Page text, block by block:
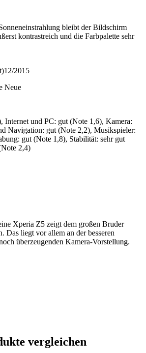
bleibt der Bildschirm
kontrastreich und die Farbpalette sehr
12/2015
Neue
Internet und PC: gut (Note 1,6), Kamera:
Navigation: gut (Note 2,2), Musikspieler:
gut (Note 1,8), Stabilität: sehr gut
2,4)
Xperia Z5 zeigt dem großen Bruder
Das liegt vor allem an der besseren
überzeugenden Kamera-Vorstellung.
vergleichen